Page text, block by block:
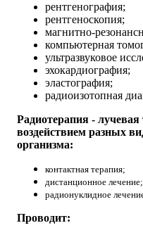
рентгенография;
рентгеноскопия;
магнитно-
компьютерная
ультразвуковое
эхокардиография;
эластография;
радиоизотопная
Радиотерапия - лучевая
воздействием разных
организма:
контактная терапия;
дистанционное лечение;
радионуклидное
Проводит: